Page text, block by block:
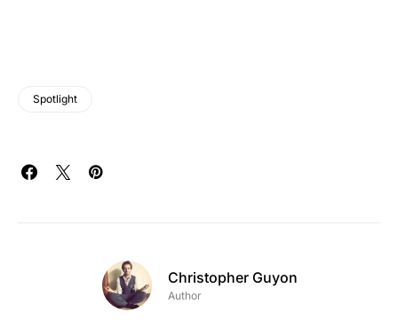
Spotlight
Christopher Guyon
Author